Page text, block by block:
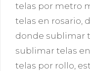
telas por metro
telas en rosario,
donde sublimar
sublimar telas
telas por rollo,